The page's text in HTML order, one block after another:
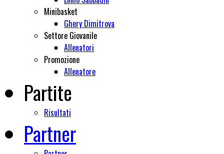
Minibasket
Ghery Dimitrova
Settore Giovanile
Allenatori
Promozione
Allenatore
Partite
Risultati
Partner